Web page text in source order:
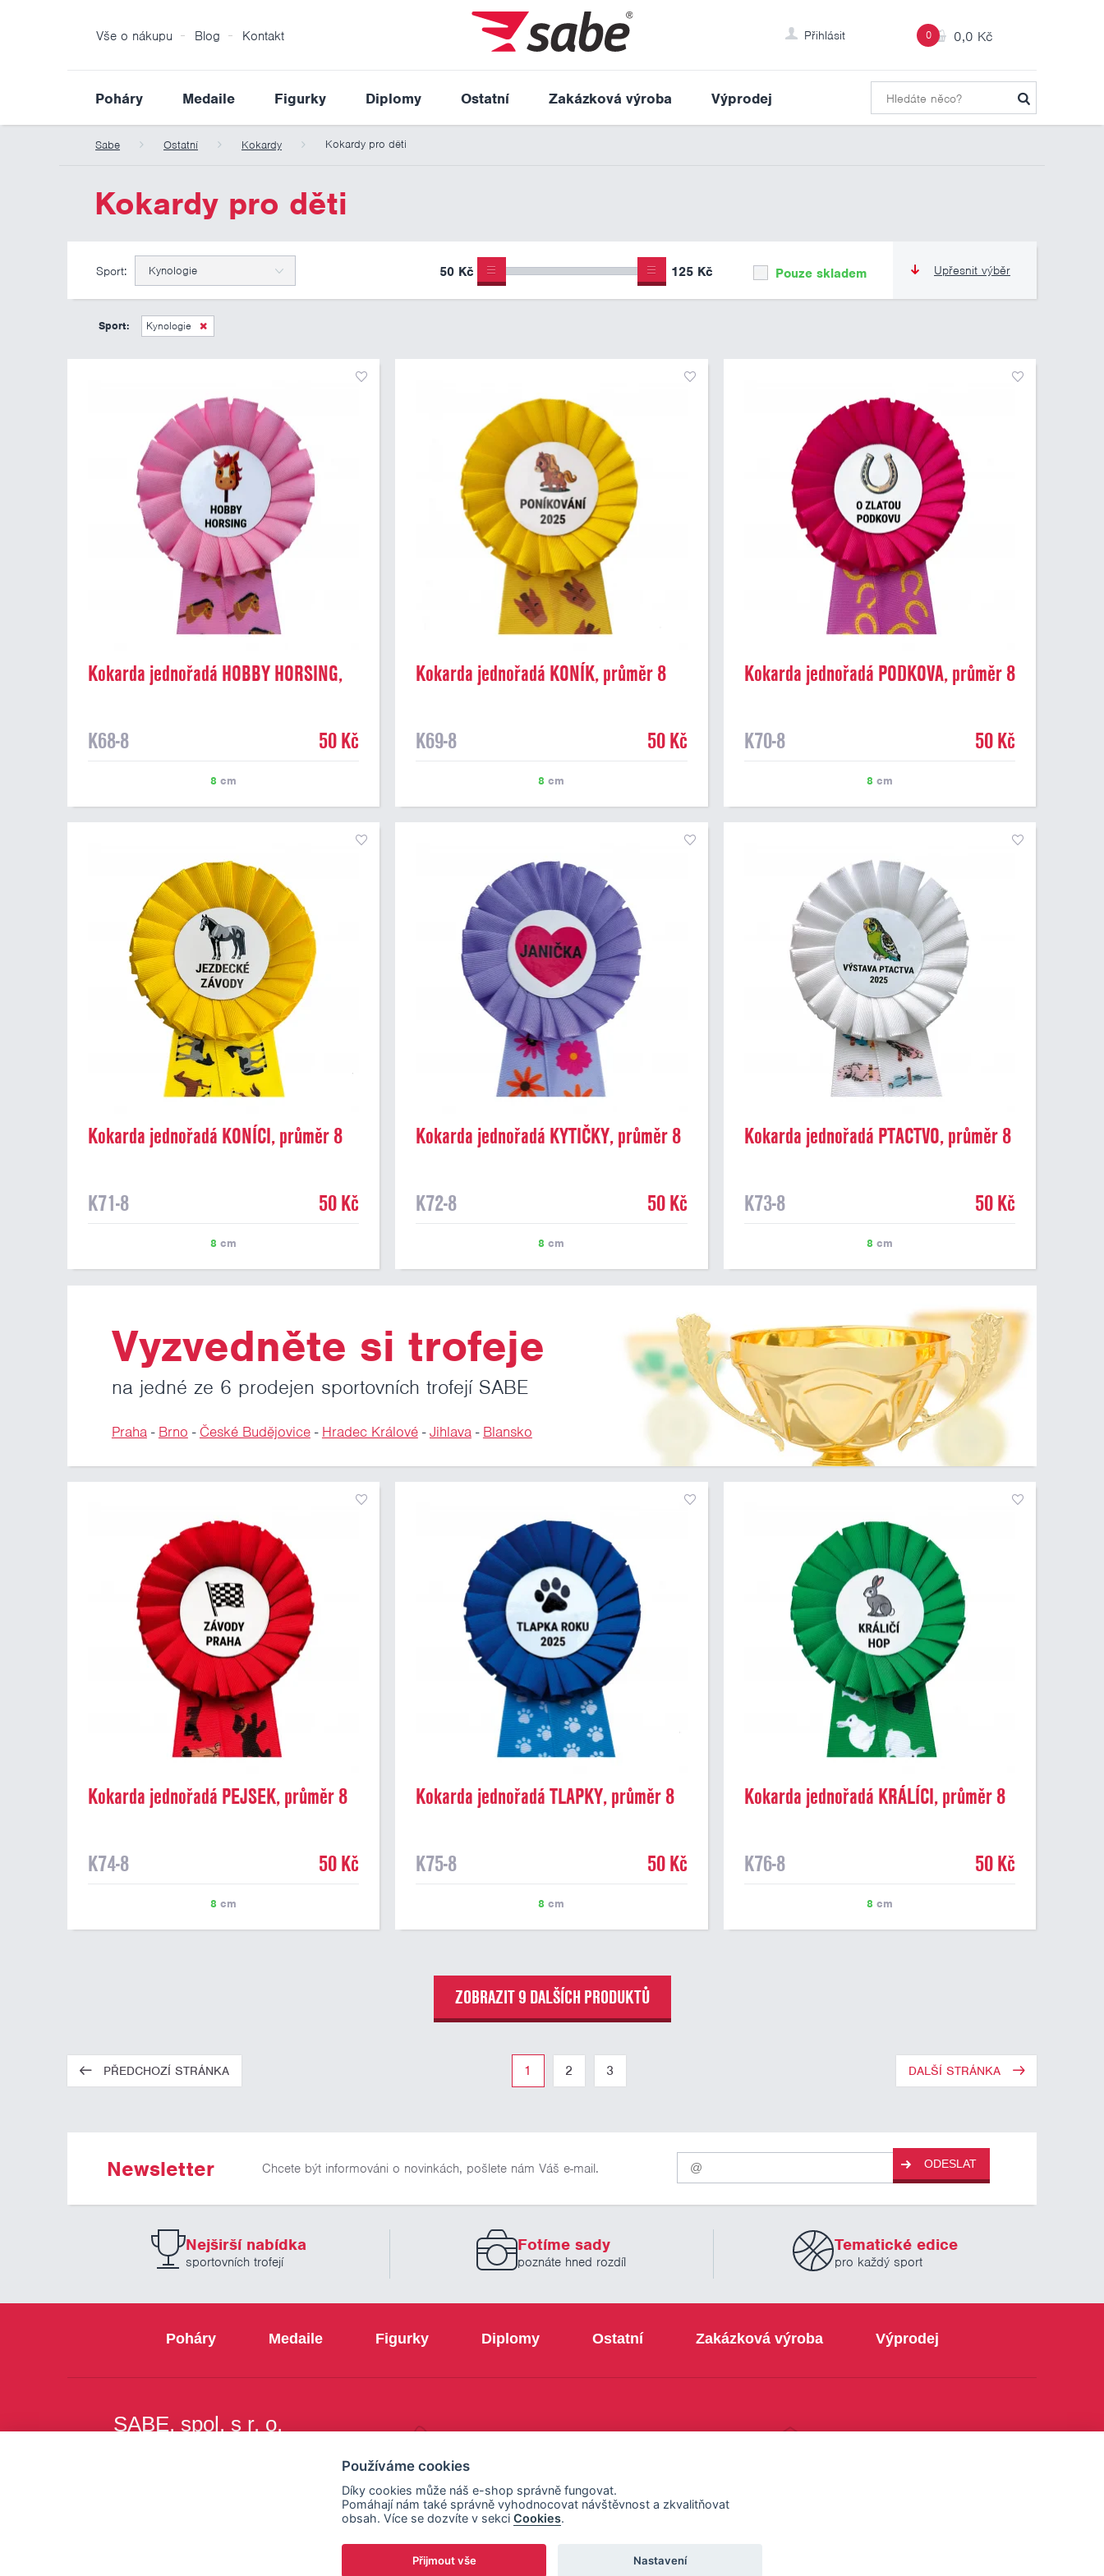
0 0,0 Kč
Přihlásit
Vše o nákupu Blog Kontakt
Poháry Medaile Figurky Diplomy Ostatní Zakázková výroba Výprodej
Sabe Ostatní Kokardy Kokardy pro děti
Kokardy pro děti
Upřesnit výběr
Sport: Kynologie Pouze skladem
50 Kč 125 Kč
Sport: Kynologie
Kokarda jednořadá HOBBY HORSING,
K68-8
50 Kč
8 cm
Kokarda jednořadá KONÍK, průměr 8
K69-8
50 Kč
8 cm
Kokarda jednořadá PODKOVA, průměr 8
K70-8
50 Kč
8 cm
Kokarda jednořadá KONÍCI, průměr 8
K71-8
50 Kč
8 cm
Kokarda jednořadá KYTIČKY, průměr 8
K72-8
50 Kč
8 cm
Kokarda jednořadá PTACTVO, průměr 8
K73-8
50 Kč
8 cm
Vyzvedněte si trofeje
na jedné ze 6 prodejen sportovních trofejí SABE
Praha- Brno - České Budějovice- Hradec Králové-Jihlava- Blansko
Kokarda jednořadá PEJSEK, průměr 8
K74-8
50 Kč
8 cm
Kokarda jednořadá TLAPKY, průměr 8
K75-8
50 Kč
8 cm
Kokarda jednořadá KRÁLÍCI, průměr 8
K76-8
50 Kč
8 cm
ZOBRAZIT 9 DALŠÍCH PRODUKTŮ
PŘEDCHOZÍ STRÁNKA 1 2 3 DALŠÍ STRÁNKA
Newsletter Chcete být informováni o novinkách, pošlete nám Váš e-mail.
Pro
odběr
našich
novinek
ODESLAT
Nejširší nabídka
sportovních trofejí
Fotíme sady
poznáte hned rozdíl
Tematické edice
pro každý sport
Poháry Medaile Figurky Diplomy Ostatní Zakázková výroba Výprodej
SABE, spol. s r. o.
nastavení cookies
Používáme cookies
Díky cookies může náš e-shop správně fungovat.
Pomáhají nám také správně vyhodnocovat návštěvnost a zkvalitňovat
obsah. Více se dozvíte v sekci Cookies.
Přijmout vše Nastavení